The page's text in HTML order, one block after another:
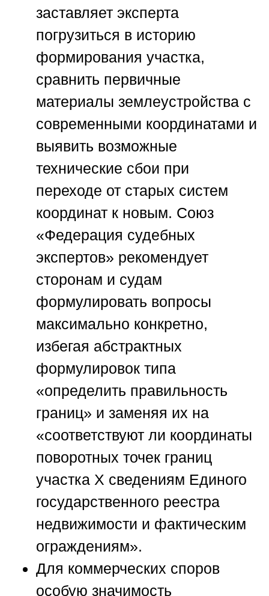
заставляет эксперта
погрузиться в историю
формирования участка,
сравнить первичные
материалы землеустройства с
современными координатами и
выявить возможные
технические сбои при
переходе от старых систем
координат к новым. Союз
«Федерация судебных
экспертов» рекомендует
сторонам и судам
формулировать вопросы
максимально конкретно,
избегая абстрактных
формулировок типа
«определить правильность
границ» и заменяя их на
«соответствуют ли координаты
поворотных точек границ
участка X сведениям Единого
государственного реестра
недвижимости и фактическим
ограждениям».
Для коммерческих споров
особую значимость